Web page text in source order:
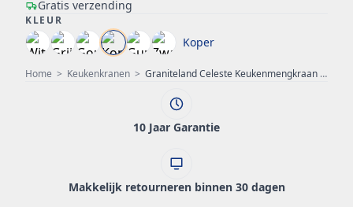
Home > Keukenkranen > Graniteland Celeste Keukenmengkraan Koper met Uittrekbare Uitloop en Dubbel-Functie Handdouche 1208970665
Gratis verzending
KLEUR
Koper
10 Jaar Garantie
Makkelijk retourneren binnen 30 dagen